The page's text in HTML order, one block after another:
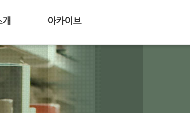
아카이브